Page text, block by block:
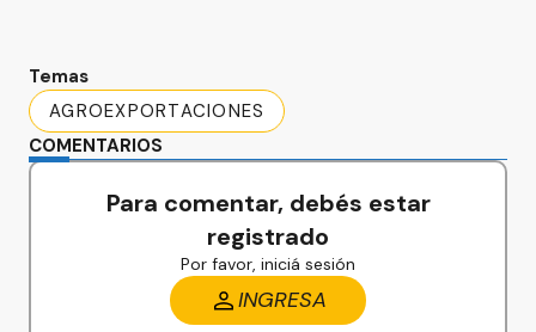
Temas
AGROEXPORTACIONES
COMENTARIOS
Para comentar, debés estar
registrado
Por favor, iniciá sesión
INGRESA